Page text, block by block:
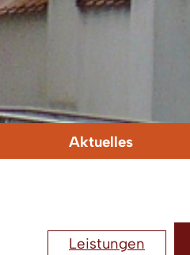
Aktuelles
Leistungen